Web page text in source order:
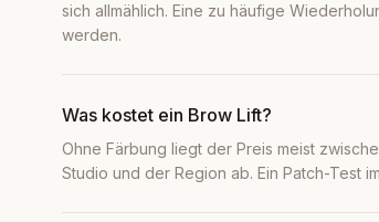
sich allmählich. Eine zu häufige
werden.
Was kostet ein Brow Lift?
Ohne Färbung liegt der Preis meist
Studio und der Region ab. Ein Patch-Test